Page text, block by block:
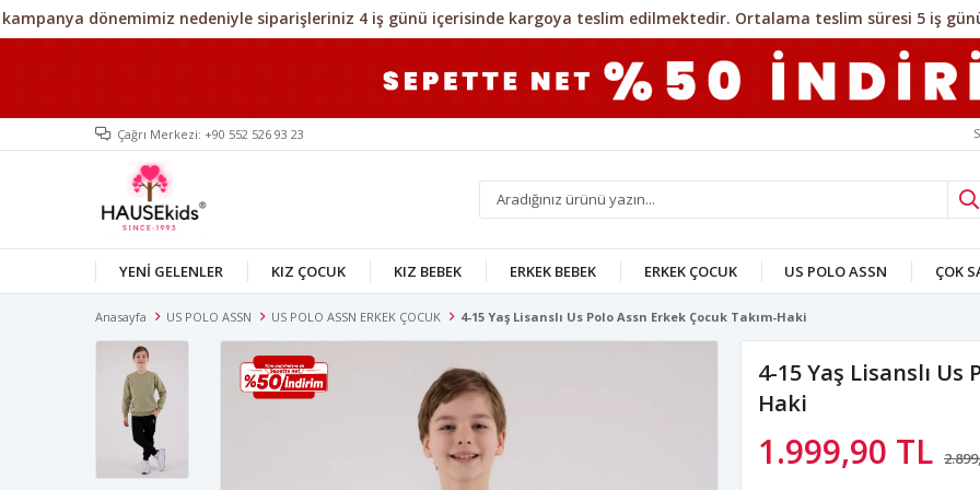
Çağrı Merkezi: +90 552 526 93 23
YENİ GELENLER KIZ ÇOCUK KIZ BEBEK ERKEK BEBEK ERKEK ÇOCUK US POLO ASSN ÇOK
Anasayfa US POLO ASSN US POLO ASSN ERKEK ÇOCUK 4-15 Yaş Lisanslı Us Polo Assn Erkek Çocuk Takım-Haki
4-15 Yaş Lisanslı Us
Haki
1.999,90 TL